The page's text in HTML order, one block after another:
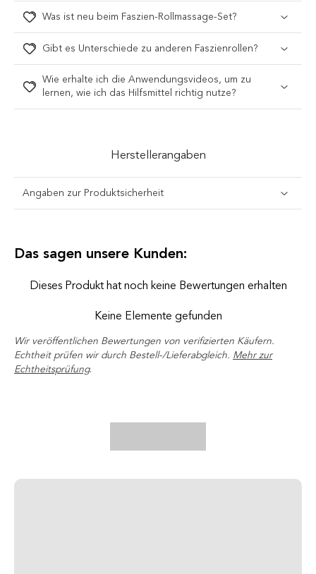
Was ist neu beim Faszien-Rollmassage-Set?
Gibt es Unterschiede zu anderen Faszienrollen?
Wie erhalte ich die Anwendungsvideos, um zu
lernen, wie ich das Hilfsmittel richtig nutze?
Herstellerangaben
Angaben zur Produktsicherheit
Das sagen unsere Kunden:
Dieses Produkt hat noch keine Bewertungen erhalten
Keine Elemente gefunden
Wir veröffentlichen Bewertungen von verifizierten Käufern.
Echtheit prüfen wir durch Bestell-/Lieferabgleich. Mehr zur
Echtheitsprüfung.